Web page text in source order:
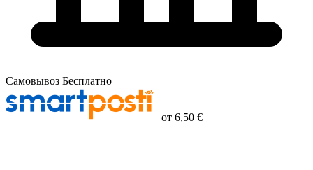
Самовывоз Бесплатно
от 6,50 €